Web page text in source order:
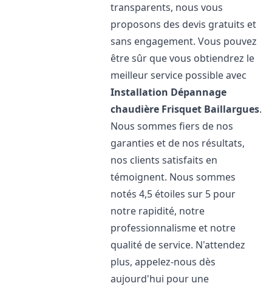
transparents, nous vous
proposons des devis gratuits et
sans engagement. Vous pouvez
être sûr que vous obtiendrez le
meilleur service possible avec
Installation Dépannage
chaudière Frisquet Baillargues.
Nous sommes fiers de nos
garanties et de nos résultats,
nos clients satisfaits en
témoignent. Nous sommes
notés 4,5 étoiles sur 5 pour
notre rapidité, notre
professionnalisme et notre
qualité de service. N'attendez
plus, appelez-nous dès
aujourd'hui pour une